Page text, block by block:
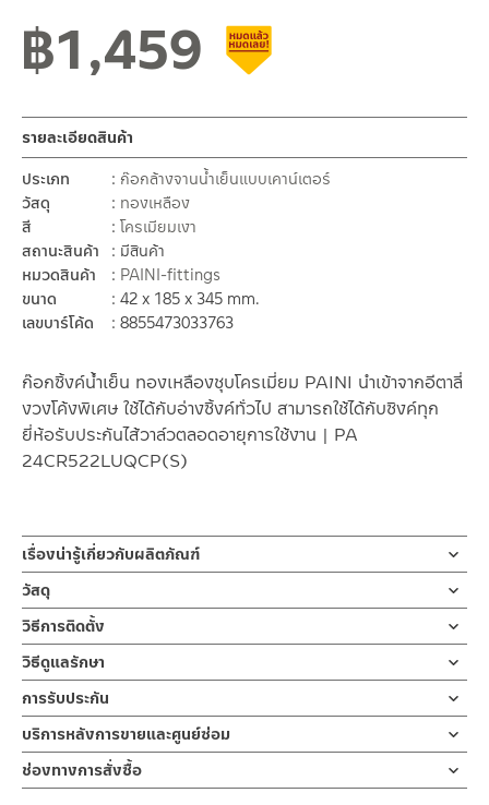
฿1,459
ก๊อกซิ้งค์น้ำเย็น ทองเหลืองชุบโครเมี่ยม PAINI นำเข้าจากอีตาลี่
งวงโค้งพิเศษ ใช้ได้กับอ่างซิ้งค์ทั่วไป สามารถใช้ได้กับซิงค์ทุก
ยี่ห้อรับประกันไส้วาล์วตลอดอายุการใช้งาน | PA
24CR522LUQCP(S)
รายละเอียดสินค้า
ประเภท
ก๊อกล้างจานน้ำเย็นแบบเคาน์เตอร์
วัสดุ
ทองเหลือง
สี
โครเมียมเงา
สถานะสินค้า
มีสินค้า
หมวดสินค้า
PAINI-fittings
ขนาด
42 x 185 x 345 mm.
เลขบาร์โค้ด
8855473033763
เรื่องน่ารู้เกี่ยวกับผลิตภัณฑ์
ก๊อกซิ้งค์น้ำเย็นล้างจาน ก็อกล้างจาน ผลิตจากทองเหลืองชุบโครเมี่
ยม ก้านเปิด-ปิดแบบปัด ตัวล๊อคแบบเป็นทองเหลืองออกแบบสไตล์
ร่วมสมัย รับประกันวาล์วน้ำไม่รั่วซึมตลอดอายุการใช้งาน
ก๊อกซิ้งค์น้ำเย็นล้างจาน ก็อกล้างจาน ออกแบบงวงก๊อกให้เป็นทรงโค้ง
สูง สามารถปรับสวิง ซ้าย-ขวา ได้ ทำให้การล้างจานนั้นง่ายขึ้น สะดวกต่อ
การใช้งานในห้องครัว เพื่อการล้างสิ่งของหรือภาชนะเป็นเรื่องง่ายและ
สะดวกมากยิ่งขึ้น การติดตั้งก็ง่ายด้วยตัวล็อกฐานก็อก แข็งแรงทนทาน
เพื่อเป็นการยืนยันความคงทนของวาล์วน้ำ รับประกันวาล์วน้ำไม่รั่วซึม
ตลอดอายุการใช้งาน
วัสดุ
ตัวก๊อก
ผลิตจากทองเหลือง
วิธีการติดตั้ง
ข้อแนะนำในการติดตั้ง
ฝักบัว และ ชุดสายฉีดชำระ
สำหรับการติดตั้งใหม่ ให้ไล่ฝุ่น เศษทราย เศษท่อ ออกจากท่อน้ำก่อนติด
ตั้งสินค้า โดยปล่อยน้ำให้ไหลออกจากท่อนาน 1 นาที เพื่อให้แรงน้ำพัด
พาเศษละอองต่างๆ ออกจากท่อน้ำ มิเช่นนั้นสิ่งสกปรกจะเข้าไปภายใน
สินค้าและสร้างความเสียหายได้ หากตรวจพบเศษละอองต่างๆในสินค้า
จะไม่อยู่ในเงื่อนไขการรับประกัน
วิธีดูแลรักษา
คำแนะนำในการดูแลรักษาผลิตภัณฑ์
1. ไม่ทำสินค้าให้เกิดความเสียหายอื่น ๆ นอกจากการใช้งานปกติ เช่นไม่
ทำตก ไม่งัดหรือโยกสินค้าแรงๆ
2. ทำความสะอาดสินค้าโดยการใช้ผ้านุ่มๆชุบน้ำหมาดๆแล้วเช็ดให้แห้ง
3. ห้ามใช้สารเคมีที่มีฤทธิ์เป็นกรด ในการทำความสะอาด เนื่องจากผิว
การรับประกัน
รับประกันวาล์วน้ำไม่รั่วซึม 10 ปี
บริการหลังการขายและศูนย์ซ่อม
ช่องทางออนไลน์
– Email: contact@charnpaiboon.com
ช่องทางการสั่งซื้อ